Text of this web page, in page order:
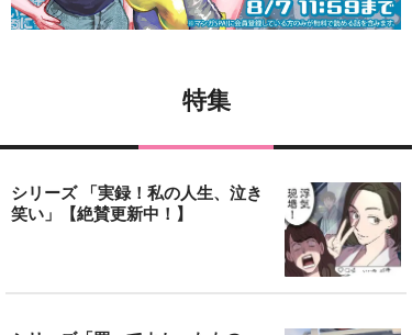
特集
シリーズ 「実録！私の人生、泣き
笑い」【絶賛更新中！】